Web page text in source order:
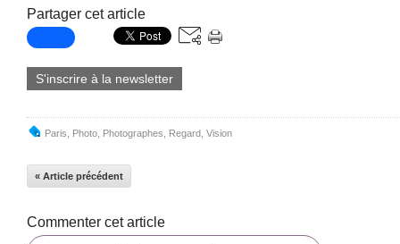
Partager cet article
S'inscrire à la newsletter
Paris Photo Photographes Regard Vision
« Article précédent
Commenter cet article